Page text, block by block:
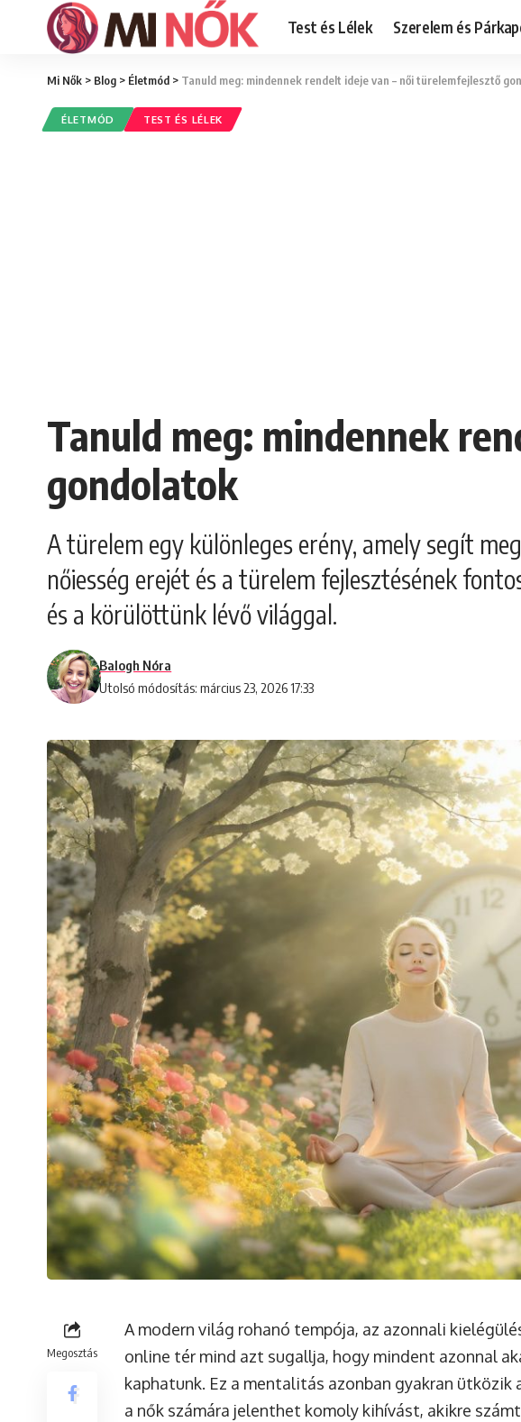
Test és Lélek Szerelem és
Mi Nők > Blog > Életmód > Tanuld meg: mindennek rendelt ideje van – női türelemfejlesztő
ÉLETMÓD TEST ÉS LÉLEK
Tanuld meg: mindennek
gondolatok
A türelem egy különleges erény, amely segít
nőiesség erejét és a türelem fejlesztésének
és a körülöttünk lévő világgal.
Utolsó módosítás: március 23, 2026 17:33
Balogh Nóra
Megosztás
A modern világ rohanó tempója, az azonnali
online tér mind azt sugallja, hogy mindent azonnal
kaphatunk. Ez a mentalitás azonban gyakran ütközik
a nők számára jelenthet komoly kihívást, akikre